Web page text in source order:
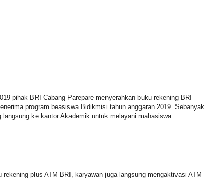
pihak BRI Cabang Parepare menyerahkan buku rekening BRI
program beasiswa Bidikmisi tahun anggaran 2019. Sebanyak
ke kantor Akademik untuk melayani mahasiswa.
rekening plus ATM BRI, karyawan juga langsung mengaktivasi ATM